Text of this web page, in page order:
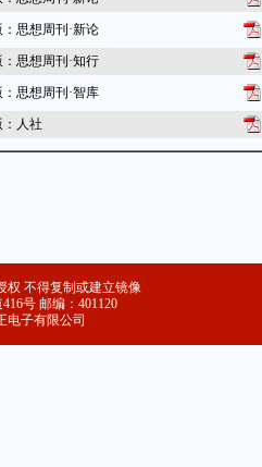
： 思想周刊·新论
： 思想周刊·知行
： 思想周刊·智库
： 人社
：重庆国企 攻坚克难开新局
：重庆国企 攻坚克难开新局
：专题
：江北观察
权 不得复制或建立镜像
号 邮编：401120
电子有限公司